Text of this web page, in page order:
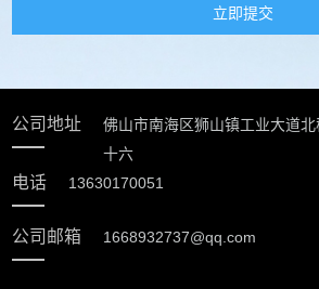
立即提交
公司地址
佛山市南海区狮山镇工业大道
十六
电话 13630170051
公司邮箱 1668932737@qq.com